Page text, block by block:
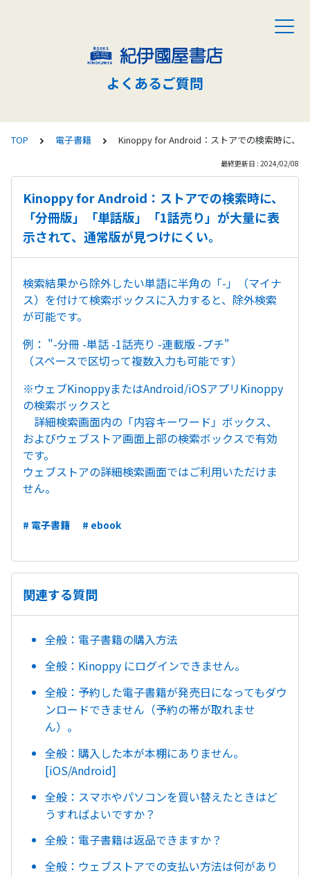
よくあるご質問
TOP 電子書籍 Kinoppy for Android：ストアでの検索時に、
最終更新日 : 2024/02/08
Kinoppy for Android：ストアでの検索時に、
「分冊版」「単話版」「1話売り」が大量に表
示されて、通常版が見つけにくい。
検索結果から除外したい単語に半角の「-」（マイナ
ス）を付けて検索ボックスに入力すると、除外検索
が可能です。
例： "-分冊 -単話 -1話売り -連載版 -プチ"
（スペースで区切って複数入力も可能です）
※ウェブKinoppyまたはAndroid/iOSアプリKinoppy
の検索ボックスと
詳細検索画面内の「内容キーワード」ボックス、
およびウェブストア画面上部の検索ボックスで有効
です。
ウェブストアの詳細検索画面ではご利用いただけま
せん。
# 電子書籍 # ebook
関連する質問
全般：電子書籍の購入方法
全般：Kinoppy にログインできません。
全般：予約した電子書籍が発売日になってもダウ
ンロードできません（予約の帯が取れませ
ん）。
全般：購入した本が本棚にありません。
[iOS/Android]
全般：スマホやパソコンを買い替えたときはど
うすればよいですか？
全般：電子書籍は返品できますか？
全般：ウェブストアでの支払い方法は何があり